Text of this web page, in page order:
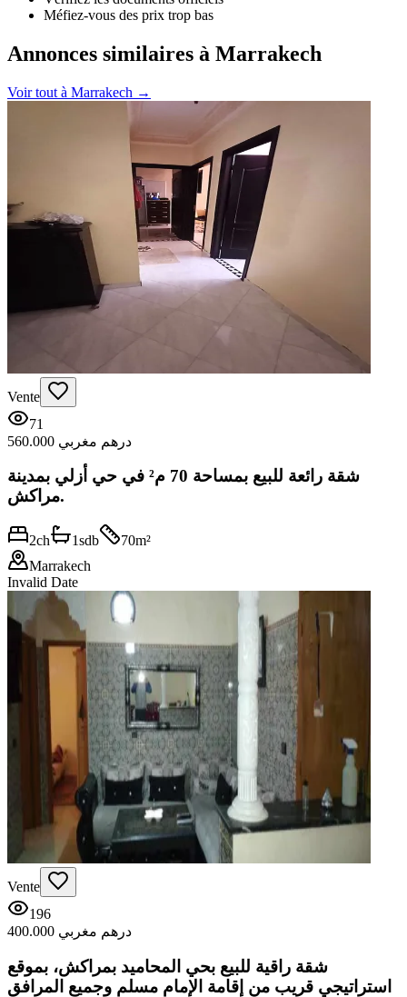
Méfiez-vous des prix trop bas
Annonces similaires à Marrakech
Voir tout à Marrakech →
Vente
71
560.000 درهم مغربي
شقة رائعة للبيع بمساحة 70 م² في حي أزلي بمدينة
مراكش.
2ch 1sdb 70m²
Marrakech
Invalid Date
Vente
196
400.000 درهم مغربي
شقة راقية للبيع بحي المحاميد بمراكش، بموقع
استراتيجي قريب من إقامة الإمام مسلم وجميع المرافق